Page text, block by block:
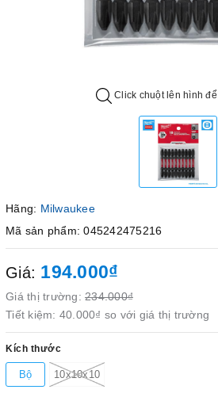
Click chuột lên hình
Hãng: Milwaukee
Mã sản phẩm: 045242475216
Giá: 194.000₫
Giá thị trường: 234.000₫
Tiết kiệm: 40.000₫ so với giá thị trường
Kích thước
Bộ 10x10x10